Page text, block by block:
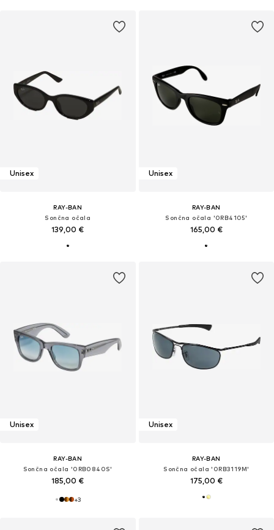
Unisex
RAY-BAN
Sončna očala
139,00 €
Unisex
RAY-BAN
Sončna očala '0RB4105'
165,00 €
Unisex
RAY-BAN
Sončna očala '0RB0840S'
185,00 €
+3
Unisex
RAY-BAN
Sončna očala '0RB3119M'
175,00 €